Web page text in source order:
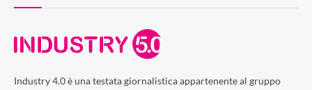
Industry 4.0 è una testata giornalistica appartenente al gruppo